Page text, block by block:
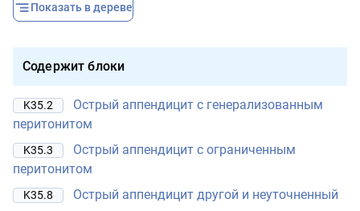
Показать в дереве
Содержит блоки
K35.2
Острый аппендицит с генерализованным
перитонитом
K35.3
Острый аппендицит с ограниченным
перитонитом
K35.8 Острый аппендицит другой и неуточненный